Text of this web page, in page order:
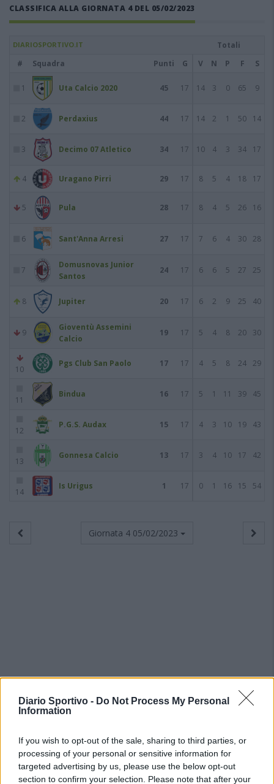
Diario Sportivo - Do Not Process My Personal
Information
If you wish to opt-out of the sale, sharing to third parties, or
processing of your personal or sensitive information for
targeted advertising by us, please use the below opt-out
section to confirm your selection. Please note that after your
CLASSIFICA ALLA GIORNATA 4 DEL 05/02/2023
DIARIOSPORTIVO.IT
Totali
#
Squadra Punti G V N P F S
1 Uta Calcio 2020 45 17 14 3 0 65 9
2 Perdaxius 44 17 14 2 1 50 14
3 Decimo 07 Atletico 34 17 10 4 3 34 17
4 Uragano Pirri 29 17 8 5 4 18 17
5 Pula 28 17 8 4 5 26 16
6 Sant'Anna Arresi 27 17 7 6 4 30 28
7
Domusnovas Junior
Santos
24 17 6 6 5 27 25
8 Jupiter 20 17 6 2 9 25 40
9
Gioventù Assemini
Calcio
19 17 5 4 8 20 30
10
Pgs Club San Paolo 17 17 4 5 8 24 29
11
Bindua 16 17 5 1 11 39 45
12
P.G.S. Audax 15 17 4 3 10 19 43
13
Gonnesa Calcio 13 17 3 4 10 17 42
14
Is Urigus 1 17 0 1 16 15 54
Giornata 4 05/02/2023